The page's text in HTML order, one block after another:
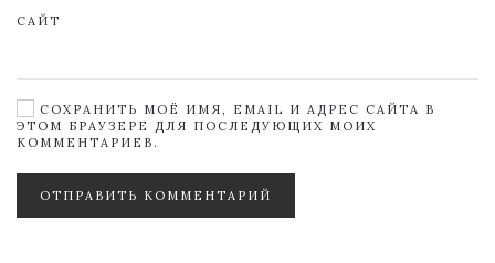
САЙТ
СОХРАНИТЬ МОЁ ИМЯ, EMAIL И АДРЕС САЙТА В
ЭТОМ БРАУЗЕРЕ ДЛЯ ПОСЛЕДУЮЩИХ МОИХ
КОММЕНТАРИЕВ.
ОТПРАВИТЬ КОММЕНТАРИЙ